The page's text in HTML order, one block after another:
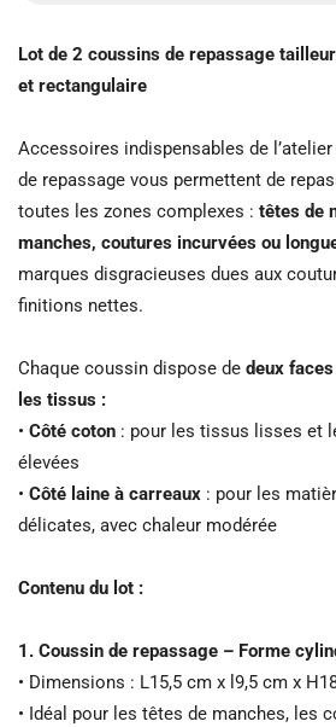
Lot de 2 coussins de repassage
et rectangulaire
Accessoires indispensables de
de repassage vous permettent de
toutes les zones complexes : têtes de
manches, coutures incurvées ou
marques disgracieuses dues aux
finitions nettes.
Chaque coussin dispose de deux
les tissus :
• Côté coton : pour les tissus lisses et
élevées
• Côté laine à carreaux : pour les
délicates, avec chaleur modérée
Contenu du lot :
1. Coussin de repassage – Forme
• Dimensions : L15,5 cm x l9,5 cm x
• Idéal pour les têtes de manches, les